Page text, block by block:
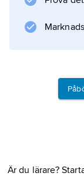
uppstår
muskulatur
Är du lärare?